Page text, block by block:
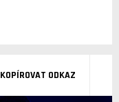
KOPÍROVAT ODKAZ